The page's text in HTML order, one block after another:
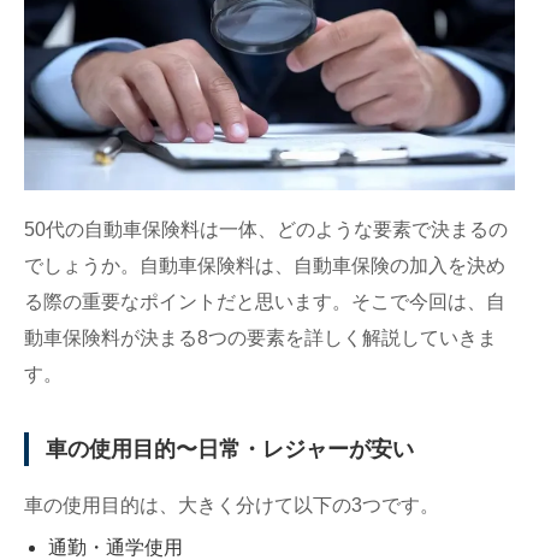
50代の自動車保険料は一体、どのような要素で決まるの
でしょうか。自動車保険料は、自動車保険の加入を決め
る際の重要なポイントだと思います。そこで今回は、自
動車保険料が決まる8つの要素を詳しく解説していきま
す。
車の使用目的〜日常・レジャーが安い
車の使用目的は、大きく分けて以下の3つです。
通勤・通学使用